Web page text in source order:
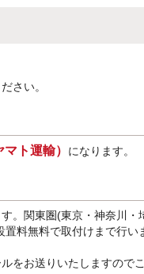
さい。
ト運輸） になります。
。関東圏(東京・神奈川・
置料無料で取付けまで行い
をお送りいたしますので